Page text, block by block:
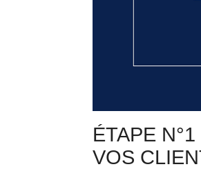
ÉTAPE
VOS